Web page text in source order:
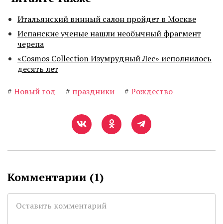
Итальянский винный салон пройдет в Москве
Испанские ученые нашли необычный фрагмент
черепа
«Cosmos Collection Изумрудный Лес» исполнилось
десять лет
# Новый год # праздники # Рождество
Комментарии (1)